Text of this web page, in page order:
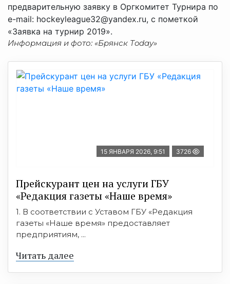
предварительную заявку в Оргкомитет Турнира по
е-mail: hockeyleague32@yandex.ru, с пометкой
«Заявка на турнир 2019».
Информация и фото: «Брянск Тoday»
15 ЯНВАРЯ 2026, 9:51 3726
Прейскурант цен на услуги ГБУ
«Редакция газеты «Наше время»
1. В соответствии с Уставом ГБУ «Редакция
газеты «Наше время» предоставляет
предприятиям, ...
Читать далее